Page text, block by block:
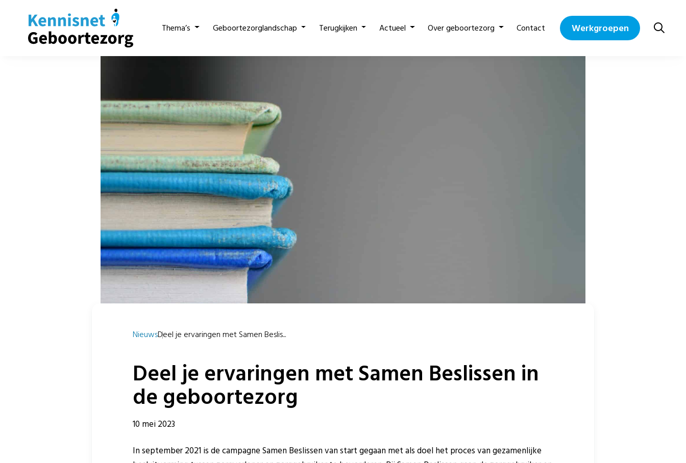
Thema’s Geboortezorglandschap Terugkijken Actueel Over geboortezorg Contact Werkgroepen
NieuwsDeel je ervaringen met Samen Beslis...
Deel je ervaringen met Samen Beslissen in
de geboortezorg
10 mei 2023
In september 2021 is de campagne Samen Beslissen van start gegaan met als doel het proces van gezamenlijke